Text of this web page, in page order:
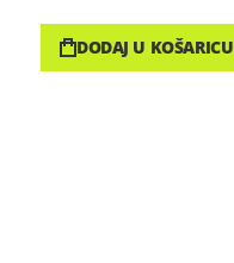
DODAJ U KOŠARICU